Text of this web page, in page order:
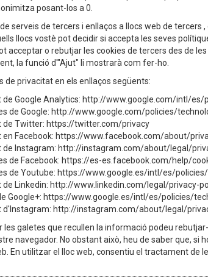
posant-los a 0.
serveis de tercers i enllaços a llocs web de tercers
llocs vostè pot decidir si accepta les seves
acceptar o rebutjar les cookies de tercers des de
la funció d'"Ajut" li mostrarà com fer-ho.
de privacitat en els enllaços següents:
de Google Analytics: http://www.google.com/intl/
de Google: http://www.google.com/policies/
de Twitter: https://twitter.com/privacy
en Facebook: https://www.facebook.com/about/
de Instagram: http://instagram.com/about/legal/
de Facebook: https://es-es.facebook.com/help/
de Youtube: https://www.google.es/intl/es/
de Linkedin: http://www.linkedin.com/legal/privacy-
Google+: https://www.google.es/intl/es/policies/
d'Instagram: http://instagram.com/about/legal/
galetes que recullen la informació podeu
navegador. No obstant això, heu de saber que, si
En utilitzar el lloc web, consentiu el tractament de